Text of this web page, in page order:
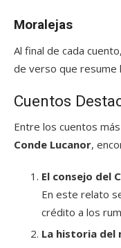
Moralejas
Al final de cada
de verso que resume
Cuentos
Entre los cuentos
Conde Lucanor,
El consejo del
En este relato
crédito a los
La historia del